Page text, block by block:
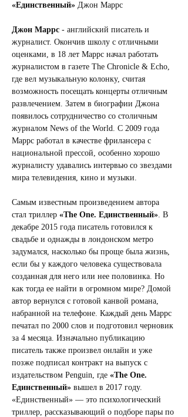
«Единственный» Джон Маррс
Джон Маррс - английский писатель и
журналист. Окончив школу с отличными
оценками, в 18 лет Маррс начал работать
журналистом в газете The Chronicle & Echo,
где вел музыкальную колонку, считая
возможность посещать концерты отличным
развлечением. Затем в биографии Джона
появилось сотрудничество со столичным
журналом News of the World. С 2009 года
Маррс работал в качестве фрилансера с
национальной прессой, особенно хорошо
журналисту удавались интервью со звездами
мира телевидения, кино и музыки.
Самым известным произведением автора
стал триллер «The One. Eдинственный». В
декабре 2015 года писатель готовился к
свадьбе и однажды в лондонском метро
задумался, насколько бы проще была жизнь,
если бы у каждого человека существовала
созданная для него или нее половинка. Но
как тогда ее найти в огромном мире? Домой
автор вернулся с готовой канвой романа,
набранной на телефоне. Каждый день Маррс
печатал по 2000 слов и подготовил черновик
за 4 месяца. Изначально публикацию
писатель также произвел онлайн и уже
позже подписал контракт на выпуск с
издательством Penguin, где «The One.
Eдинственный» вышел в 2017 году.
«Единственный» — это психологический
триллер, рассказывающий о подборе пары по